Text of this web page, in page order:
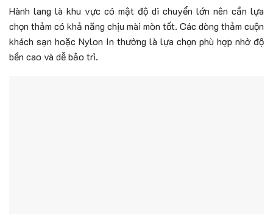
Hành lang là khu vực có mật độ di chuyển lớn nên cần lựa
chọn thảm có khả năng chịu mài mòn tốt. Các dòng thảm cuộn
khách sạn hoặc Nylon In thường là lựa chọn phù hợp nhờ độ
bền cao và dễ bảo trì.